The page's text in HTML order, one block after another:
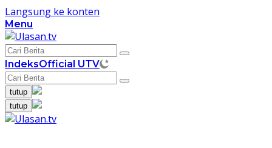
Langsung ke konten
Menu
IndeksOfficial UTV
tutup
tutup